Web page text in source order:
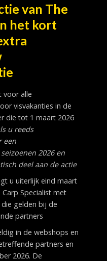
van The
het kort
voor alle
visvakanties in de
die tot 1 maart 2026
u reeds
een
2026 en
deel aan de actie
u uiterlijk eind maart
Specialist met
gelden bij de
partners
in de webshops en
partners en
2026. De